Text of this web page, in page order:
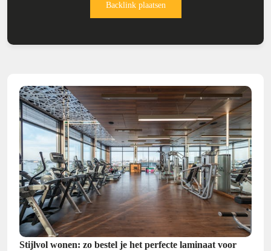
Backlink plaatsen
Stijlvol wonen: zo bestel je het perfecte laminaat voor